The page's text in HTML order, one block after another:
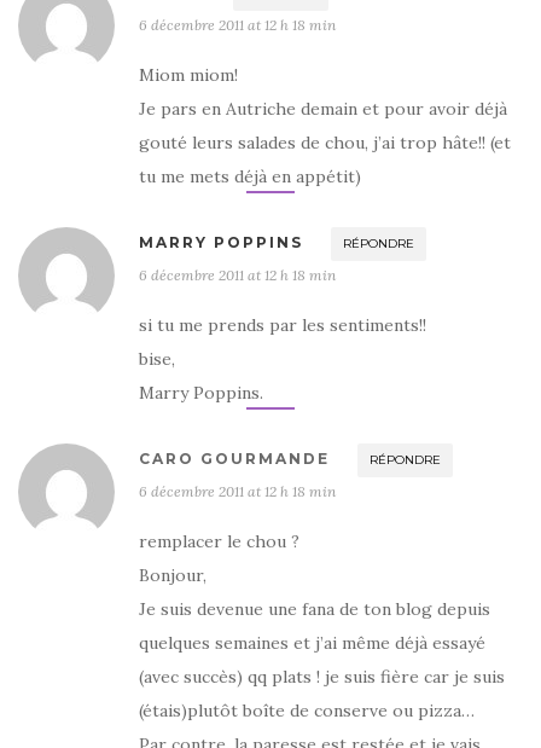
6 décembre 2011 at 12 h 18 min
Miom miom!
Je pars en Autriche demain et pour avoir déjà
gouté leurs salades de chou, j’ai trop hâte!! (et
tu me mets déjà en appétit)
MARRY POPPINS RÉPONDRE
6 décembre 2011 at 12 h 18 min
si tu me prends par les sentiments!!
bise,
Marry Poppins.
CARO GOURMANDE RÉPONDRE
6 décembre 2011 at 12 h 18 min
remplacer le chou ?
Bonjour,
Je suis devenue une fana de ton blog depuis
quelques semaines et j’ai même déjà essayé
(avec succès) qq plats ! je suis fière car je suis
(étais)plutôt boîte de conserve ou pizza…